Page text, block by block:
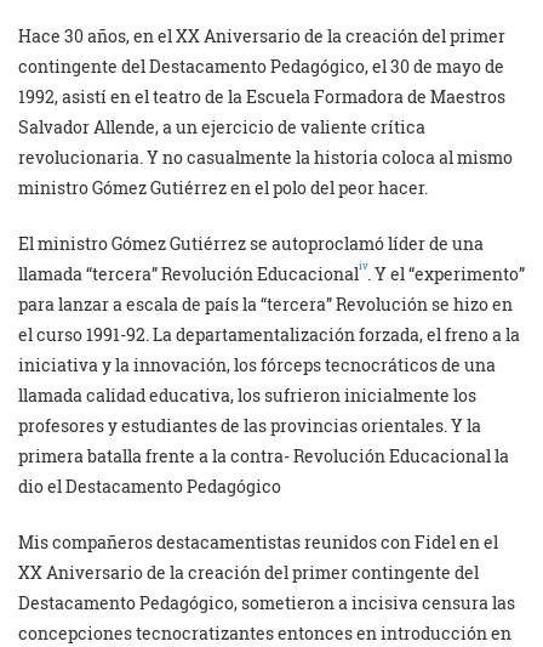
Hace 30 años, en el XX Aniversario de la creación del primer
contingente del Destacamento Pedagógico, el 30 de mayo de
1992, asistí en el teatro de la Escuela Formadora de Maestros
Salvador Allende, a un ejercicio de valiente crítica
revolucionaria. Y no casualmente la historia coloca al mismo
ministro Gómez Gutiérrez en el polo del peor hacer.
El ministro Gómez Gutiérrez se autoproclamó líder de una
llamada “tercera” Revolución Educacionaliv. Y el “experimento”
para lanzar a escala de país la “tercera” Revolución se hizo en
el curso 1991-92. La departamentalización forzada, el freno a la
iniciativa y la innovación, los fórceps tecnocráticos de una
llamada calidad educativa, los sufrieron inicialmente los
profesores y estudiantes de las provincias orientales. Y la
primera batalla frente a la contra- Revolución Educacional la
dio el Destacamento Pedagógico
Mis compañeros destacamentistas reunidos con Fidel en el
XX Aniversario de la creación del primer contingente del
Destacamento Pedagógico, sometieron a incisiva censura las
concepciones tecnocratizantes entonces en introducción en